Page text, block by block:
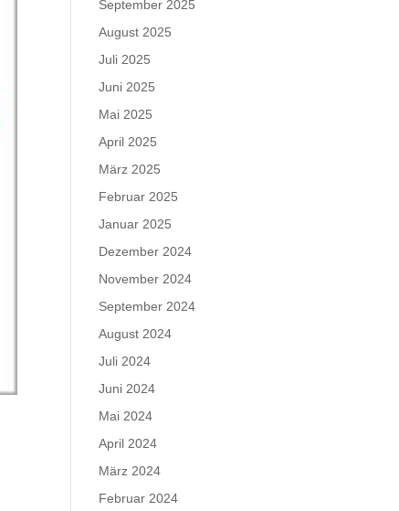
September 2025
August 2025
Juli 2025
Juni 2025
Mai 2025
April 2025
März 2025
Februar 2025
Januar 2025
Dezember 2024
November 2024
September 2024
August 2024
Juli 2024
Juni 2024
Mai 2024
April 2024
März 2024
Februar 2024